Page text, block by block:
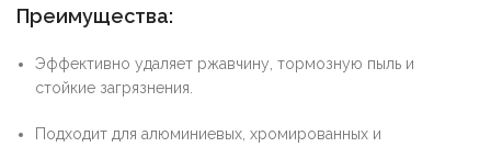
Преимущества:
Эффективно удаляет ржавчину, тормозную пыль и
стойкие загрязнения.
Подходит для алюминиевых, хромированных и